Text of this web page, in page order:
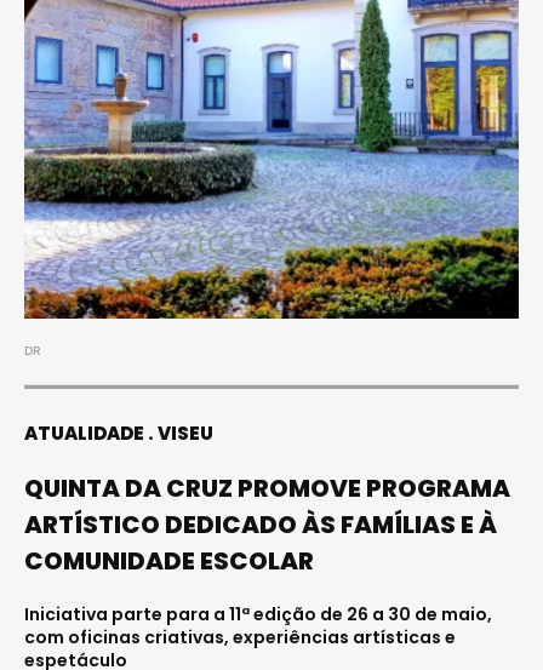
DR
ATUALIDADE VISEU
QUINTA DA CRUZ PROMOVE PROGRAMA
ARTÍSTICO DEDICADO ÀS FAMÍLIAS E À
COMUNIDADE ESCOLAR
Iniciativa parte para a 11ª edição de 26 a 30 de maio,
com oficinas criativas, experiências artísticas e
espetáculo